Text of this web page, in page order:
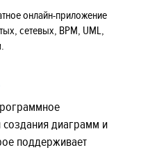
онлайн-приложение
сетевых, BPM, UML,
создания диаграмм и
поддерживает